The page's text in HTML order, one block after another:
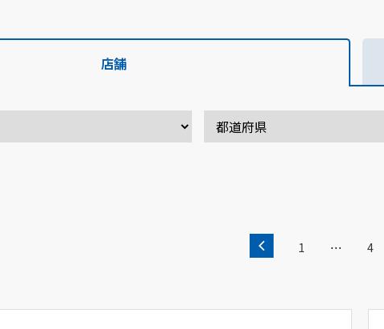
店舗
1 … 4